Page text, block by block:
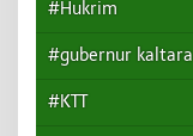
#Hukrim
#gubernur kaltara
#KTT